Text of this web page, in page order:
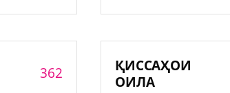
362
ҚИССАҲОИ
ОИЛА